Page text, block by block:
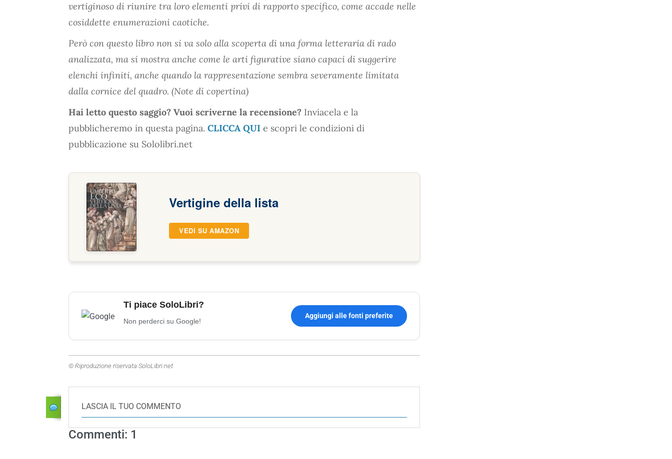
vertiginoso di riunire tra loro elementi privi di rapporto specifico, come accade nelle
cosiddette enumerazioni caotiche.
Però con questo libro non si va solo alla scoperta di una forma letteraria di rado
analizzata, ma si mostra anche come le arti figurative siano capaci di suggerire
elenchi infiniti, anche quando la rappresentazione sembra severamente limitata
dalla cornice del quadro. (Note di copertina)
Hai letto questo saggio? Vuoi scriverne la recensione? Inviacela e la
pubblicheremo in questa pagina. CLICCA QUI e scopri le condizioni di
pubblicazione su Sololibri.net
Vertigine della lista
VEDI SU AMAZON
Ti piace SoloLibri?
Non perderci su Google!
Aggiungi alle fonti preferite
© Riproduzione riservata SoloLibri.net
LASCIA IL TUO COMMENTO
Commenti: 1